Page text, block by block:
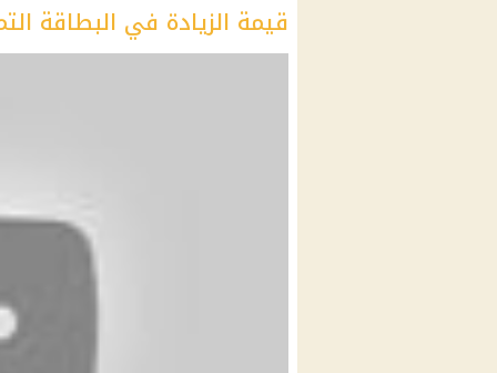
قيمة الزيادة في البطاقة